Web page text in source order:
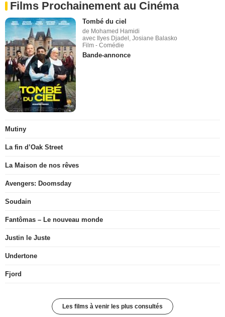
Films Prochainement au Cinéma
Tombé du ciel
de Mohamed Hamidi
avec Ilyes Djadel, Josiane Balasko
Film - Comédie
Bande-annonce
Mutiny
La fin d’Oak Street
La Maison de nos rêves
Avengers: Doomsday
Soudain
Fantômas – Le nouveau monde
Justin le Juste
Undertone
Fjord
Les films à venir les plus consultés